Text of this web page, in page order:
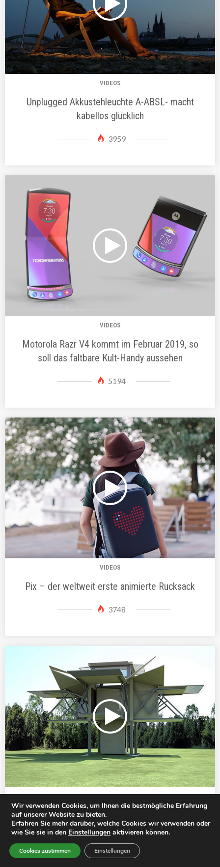
VIDEOS
Unplugged Akkustehleuchte A-ABSL- macht
kabellos glücklich
3959
VIDEOS
Motorola Razr V4 kommt im Februar 2019, so
soll das faltbare Kult-Handy aussehen
5194
VIDEOS
Pix – der weltweit erste animierte Rucksack
3748
VIDEOS
Diese Häuser entwickeln sich wie Transformer
aus der Kiste
4149
Wir verwenden Cookies, um Ihnen die bestmögliche Erfahrung
auf unserer Website zu bieten.
Erfahren Sie mehr darüber, welche Cookies wir verwenden oder
wie Sie sie in den Einstellungen aktivieren können.
Cookies zustimmen Einstellungen